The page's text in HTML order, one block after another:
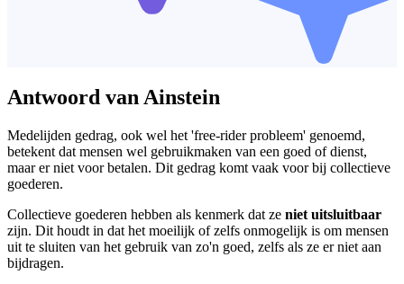
Antwoord van Ainstein
Medelijden gedrag, ook wel het 'free-rider probleem' genoemd,
betekent dat mensen wel gebruikmaken van een goed of dienst,
maar er niet voor betalen. Dit gedrag komt vaak voor bij collectieve
goederen.
Collectieve goederen hebben als kenmerk dat ze niet uitsluitbaar
zijn. Dit houdt in dat het moeilijk of zelfs onmogelijk is om mensen
uit te sluiten van het gebruik van zo'n goed, zelfs als ze er niet aan
bijdragen.